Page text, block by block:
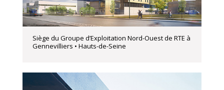
Siège du Groupe d’Exploitation Nord-Ouest de RTE à
Gennevilliers • Hauts-de-Seine